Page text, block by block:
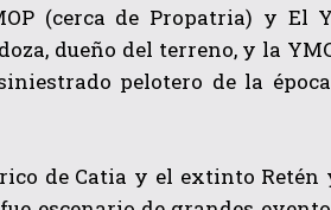
(cerca de Propatria) y El
dueño del terreno, y la
pelotero de la
de Catia y el extinto